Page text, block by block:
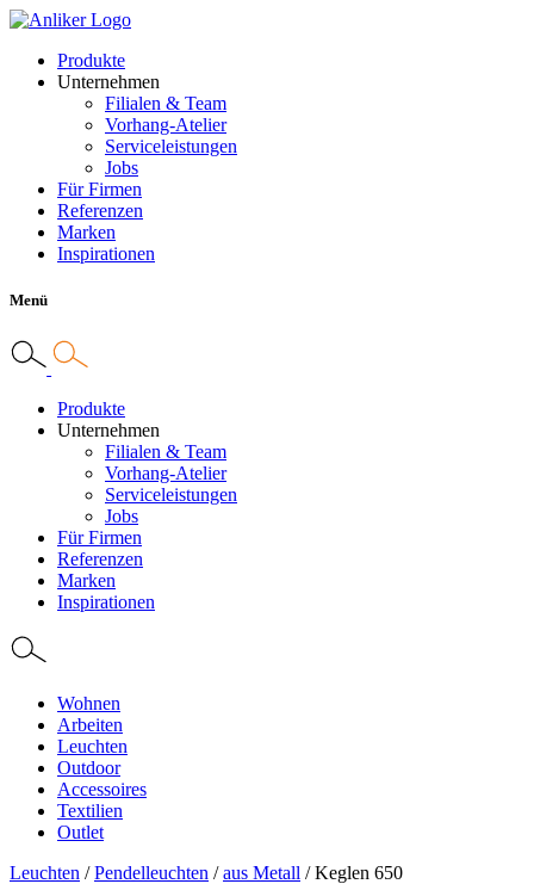
Produkte
Unternehmen
Filialen & Team
Vorhang-Atelier
Serviceleistungen
Jobs
Für Firmen
Referenzen
Marken
Inspirationen
Menü
Produkte
Unternehmen
Filialen & Team
Vorhang-Atelier
Serviceleistungen
Jobs
Für Firmen
Referenzen
Marken
Inspirationen
Wohnen
Arbeiten
Leuchten
Outdoor
Accessoires
Textilien
Outlet
Leuchten /Pendelleuchten /aus Metall /Keglen 650